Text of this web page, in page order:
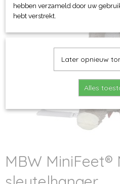
MBW
hebben verzameld door uw
hebt verstrekt.
Later opnieuw
Alles